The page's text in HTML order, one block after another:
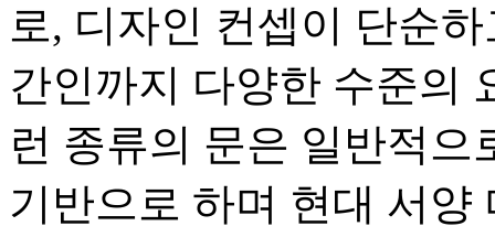
로, 디자인 컨셉이 단순
간인까지 다양한 수준의
런 종류의 문은 일반적으
기반으로 하며 현대 서양